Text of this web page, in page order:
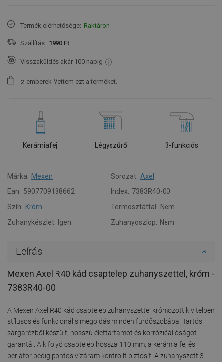
Termék elérhetősége: Raktáron
Szállítás: 1990 Ft
Visszaküldés akár 100 napig
2 emberek Vettem ezt a terméket.
Kerámiafej Légyszűrő 3-funkciós
Márka: Mexen Sorozat: Axel
Ean: 5907709188662 Index: 7383R40-00
Szín: Króm Termosztáttal: Nem
Zuhanykészlet:
Igen Zuhanyoszlop: Nem
Leírás
Mexen Axel R40 kád csaptelep zuhanyszettel, króm -
7383R40-00
A Mexen Axel R40 kád csaptelep zuhanyszettel krómozott kivitelben
stílusos és funkcionális megoldás minden fürdőszobába. Tartós
sárgarézből készült, hosszú élettartamot és korrózióállóságot
garantál. A kifolyó csaptelep hossza 110 mm, a kerámia fej és
perlátor pedig pontos vízáram kontrollt biztosít. A zuhanyszett 3